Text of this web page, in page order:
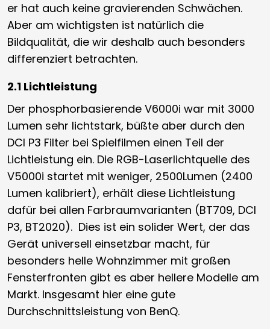
er hat auch keine gravierenden Schwächen.
Aber am wichtigsten ist natürlich die
Bildqualität, die wir deshalb auch besonders
differenziert betrachten.
2.1 Lichtleistung
Der phosphorbasierende V6000i war mit 3000
Lumen sehr lichtstark, büßte aber durch den
DCI P3 Filter bei Spielfilmen einen Teil der
Lichtleistung ein. Die RGB-Laserlichtquelle des
V5000i startet mit weniger, 2500Lumen (2400
Lumen kalibriert), erhält diese Lichtleistung
dafür bei allen Farbraumvarianten (BT709, DCI
P3, BT2020). Dies ist ein solider Wert, der das
Gerät universell einsetzbar macht, für
besonders helle Wohnzimmer mit großen
Fensterfronten gibt es aber hellere Modelle am
Markt. Insgesamt hier eine gute
Durchschnittsleistung von BenQ.